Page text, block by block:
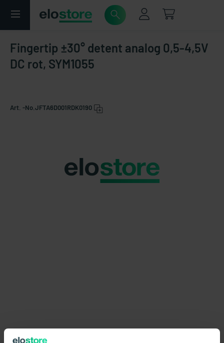
Fingertip ±30° detent analog 0,5-4,5V
DC rot, SYM1055
Art. -No. JFTA6D001RDK0190